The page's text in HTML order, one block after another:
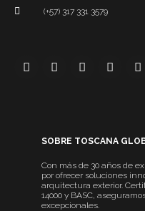
(+57) 317 331 3579
SOBRE TOSCANA
Con más de 30 años de
por ofrecer soluciones
arquitectura exterior.
14000 y BASC,
excepcionales.